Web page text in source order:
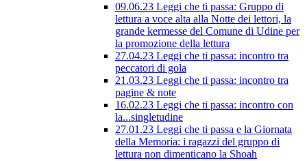
09.06.23 Leggi che ti passa: Gruppo di
lettura a voce alta alla Notte dei lettori, la
grande kermesse del Comune di Udine per
la promozione della lettura
27.04.23 Leggi che ti passa: incontro tra
peccatori di gola
21.03.23 Leggi che ti passa: incontro tra
pagine & note
16.02.23 Leggi che ti passa: incontro con
la...singletudine
27.01.23 Leggi che ti passa e la Giornata
della Memoria: i ragazzi del gruppo di
lettura non dimenticano la Shoah